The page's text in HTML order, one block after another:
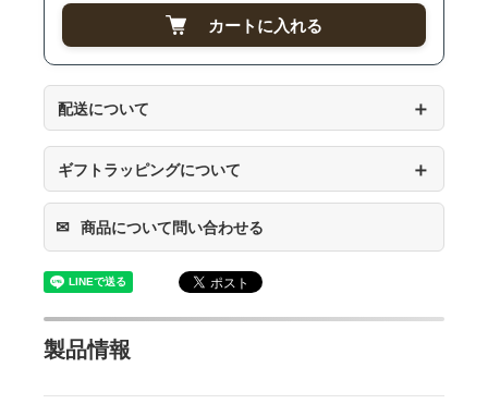
カートに入れる
配送について ＋
ギフトラッピングについて ＋
✉ 商品について問い合わせる
製品情報